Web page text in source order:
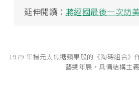
延伸閱讀： 蔣經國最後一次訪
1979 年楊元太焦糖蘋果般的《陶磚組合》
藝雙年展，具備結構主